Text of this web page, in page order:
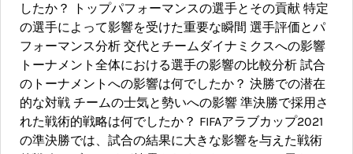
したか？ トップパフォーマンスの選手とその貢献 特定
の選手によって影響を受けた重要な瞬間 選手評価とパ
フォーマンス分析 交代とチームダイナミクスへの影響
トーナメント全体における選手の影響の比較分析 試合
のトーナメントへの影響は何でしたか？ 決勝での潜在
的な対戦 チームの士気と勢いへの影響 準決勝で採用さ
れた戦術的戦略は何でしたか？ FIFAアラブカップ2021
の準決勝では、試合の結果に大きな影響を与えた戦術